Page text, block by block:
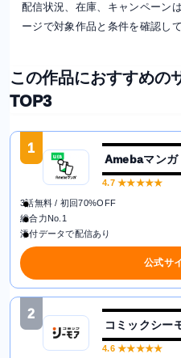
配信状況、在庫、キャンペーン
ージで対象作品と条件を確認し
この作品におすすめの
TOP3
1
Amebaマンガ
4.7★★★★★
3話無料 / 初回70%OFF
総合力No.1
添付データで配信あり
公式サ
2
コミックシー
4.6★★★★★